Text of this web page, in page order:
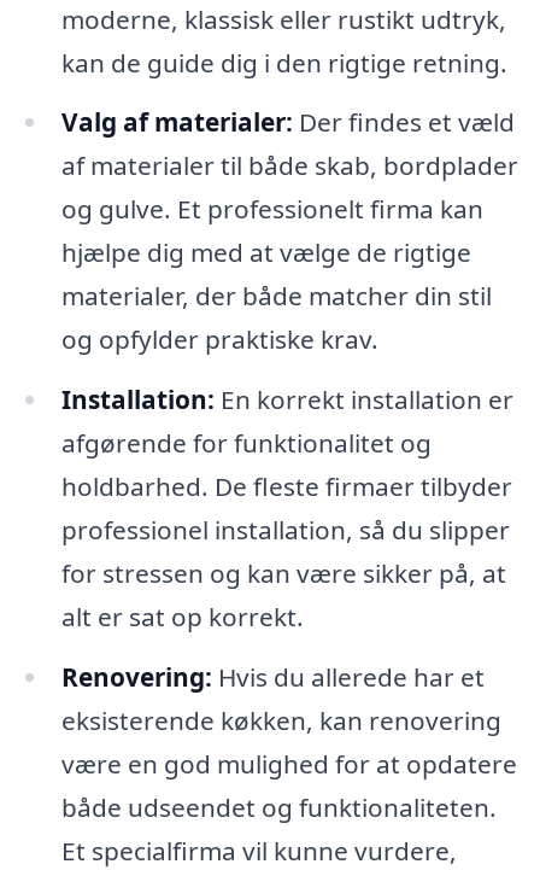
moderne, klassisk eller rustikt udtryk,
kan de guide dig i den rigtige retning.
Valg af materialer: Der findes et væld
af materialer til både skab, bordplader
og gulve. Et professionelt firma kan
hjælpe dig med at vælge de rigtige
materialer, der både matcher din stil
og opfylder praktiske krav.
Installation: En korrekt installation er
afgørende for funktionalitet og
holdbarhed. De fleste firmaer tilbyder
professionel installation, så du slipper
for stressen og kan være sikker på, at
alt er sat op korrekt.
Renovering: Hvis du allerede har et
eksisterende køkken, kan renovering
være en god mulighed for at opdatere
både udseendet og funktionaliteten.
Et specialfirma vil kunne vurdere,